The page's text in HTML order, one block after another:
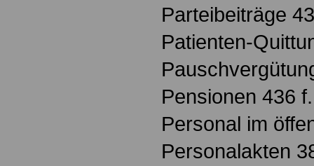
Parteibeiträge
Patienten-
Pensionen 436 f.
Personal im
Personalakten